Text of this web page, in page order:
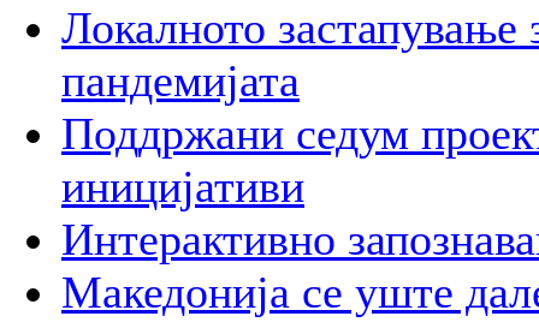
Локалното застапување
пандемијата
Поддржани седум
иницијативи
Интерактивно
Македонија се уште